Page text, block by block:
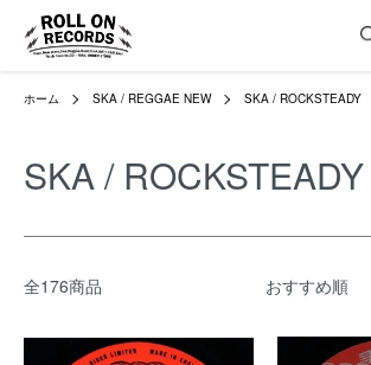
ホーム SKA / REGGAE NEW SKA / ROCKSTEADY
SKA / ROCKSTEADY
全176商品 おすすめ順